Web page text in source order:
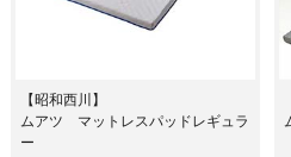
【昭和西川】
ムアツ マットレスパッドレギュラ
ー